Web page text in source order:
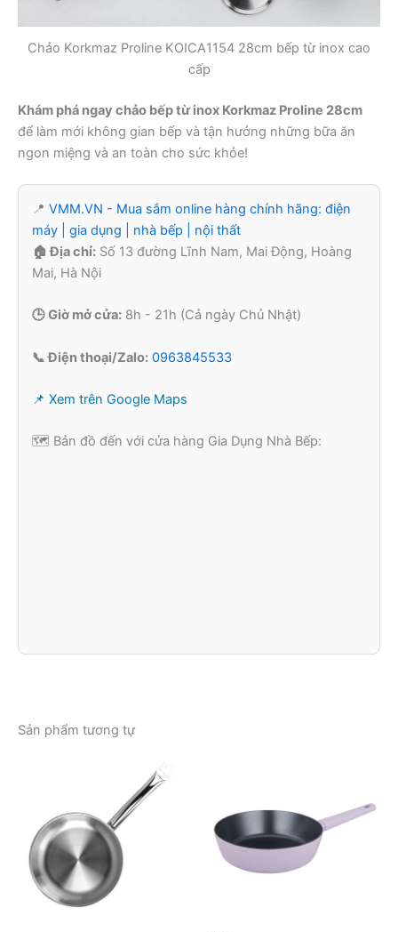
Chảo Korkmaz Proline KOICA1154 28cm bếp từ inox cao
cấp
Khám phá ngay chảo bếp từ inox Korkmaz Proline 28cm
để làm mới không gian bếp và tận hưởng những bữa ăn
ngon miệng và an toàn cho sức khỏe!
📍 VMM.VN - Mua sắm online hàng chính hãng: điện
máy | gia dụng | nhà bếp | nội thất
🏠 Địa chỉ: Số 13 đường Lĩnh Nam, Mai Động, Hoàng
Mai, Hà Nội
🕒 Giờ mở cửa: 8h - 21h (Cả ngày Chủ Nhật)
📞 Điện thoại/Zalo: 0963845533
📌 Xem trên Google Maps
🗺️ Bản đồ đến với cửa hàng Gia Dụng Nhà Bếp:
Sản phẩm tương tự